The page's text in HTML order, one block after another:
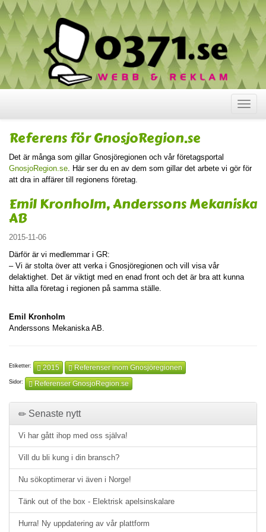
Visa
meny
Referens för GnosjoRegion.se
Det är många som gillar Gnosjöregionen och vår företagsportal
GnosjoRegion.se. Här ser du en av dem som gillar det arbete vi gör för
att dra in affärer till regionens företag.
Emil Kronholm, Anderssons Mekaniska
AB
2015-11-06
Därför är vi medlemmar i GR:
– Vi är stolta över att verka i Gnosjöregionen och vill visa vår
delaktighet. Det är viktigt med en enad front och det är bra att kunna
hitta alla företag i regionen på samma ställe.
Emil Kronholm
Anderssons Mekaniska AB.
Etiketter: 2015 Referenser inom Gnosjöregionen
Sidor: Referenser GnosjoRegion.se
Senaste nytt
Vi har gått ihop med oss själva!
Vill du bli kung i din bransch?
Nu sökoptimerar vi även i Norge!
Tänk out of the box - Elektrisk apelsinskalare
Hurra! Ny uppdatering av vår plattform